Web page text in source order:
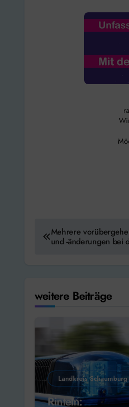
Mehrere
und -änderungen bei
weitere Beiträge
Landkreis Schaumburg
Rinteln: